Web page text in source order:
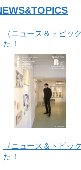
（ニュース＆トピッ
た！
（ニュース＆トピッ
た！